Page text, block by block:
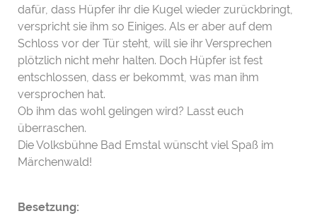
dafür, dass Hüpfer ihr die Kugel wieder zurückbringt,
verspricht sie ihm so Einiges. Als er aber auf dem
Schloss vor der Tür steht, will sie ihr Versprechen
plötzlich nicht mehr halten. Doch Hüpfer ist fest
entschlossen, dass er bekommt, was man ihm
versprochen hat.
Ob ihm das wohl gelingen wird? Lasst euch
überraschen.
Die Volksbühne Bad Emstal wünscht viel Spaß im
Märchenwald!
Besetzung: